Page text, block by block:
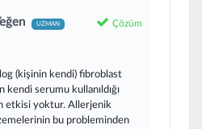
UZMAN Çözüm
(kişinin kendi) fibroblast
kendi serumu kullanıldığı
etkisi yoktur. Allerjenik
bu probleminden